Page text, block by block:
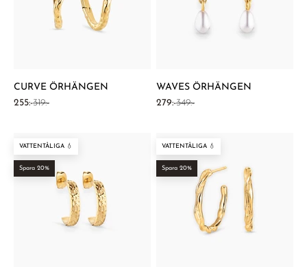
CURVE ÖRHÄNGEN
REA-pris
255:-Pris
319:-
WAVES ÖRHÄNGEN
REA-pris
279:-Pris
349:-
VATTENTÅLIGA 💧
Spara 20%
VATTENTÅLIGA 💧
Spara 20%